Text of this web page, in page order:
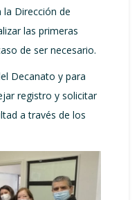
Dirección de
las primeras
de ser necesario.
Decanato y para
registro y solicitar
a través de los